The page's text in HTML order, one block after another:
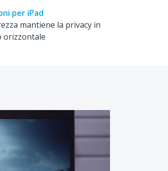
per iPad
mantiene la privacy in
orizzontale